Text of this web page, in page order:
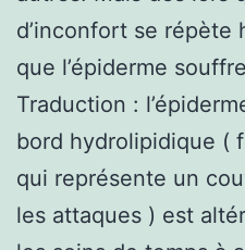
d’inconfort se répète
que l’épiderme
Traduction :
bord hydrolipidique (
qui représente un
les attaques ) est